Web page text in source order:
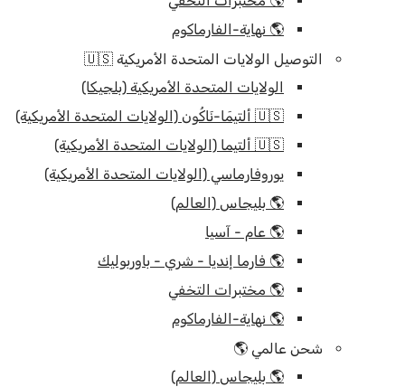
🌎 نهاية-الفارماكوم
التوصيل الولايات المتحدة الأمريكية 🇺🇸
الولايات المتحدة الأمريكية (بلجيكا)
🇺🇸 ألتيمَا-نَاكُون (الولايات المتحدة الأمريكية)
🇺🇸 ألتيما (الولايات المتحدة الأمريكية)
يوروفارماسي (الولايات المتحدة الأمريكية)
🌎 بليجاس (العالم)
🌎 عام - آسيا
🌎 فارما إنديا - شري - باوربوليك
🌎 مختبرات التخفي
🌎 نهاية-الفارماكوم
شحن عالمي 🌎
🌎 بليجاس (العالم)